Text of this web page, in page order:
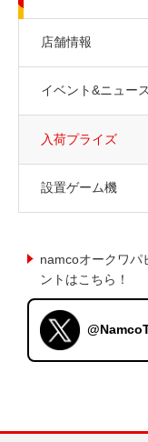
店舗情報
イベント&ニュース
入荷プライズ
設置ゲーム機
namcoオークワパ
ントはこちら！